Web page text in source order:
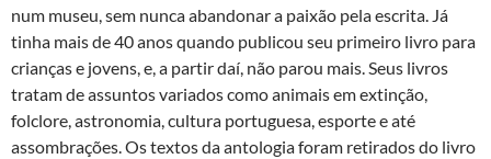
num museu, sem nunca abandonar a paixão pela escrita. Já
tinha mais de 40 anos quando publicou seu primeiro livro para
crianças e jovens, e, a partir daí, não parou mais. Seus livros
tratam de assuntos variados como animais em extinção,
folclore, astronomia, cultura portuguesa, esporte e até
assombrações. Os textos da antologia foram retirados do livro